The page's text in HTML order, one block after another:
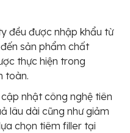
đều được nhập khẩu từ
sản phẩm chất
thực hiện trong
toàn.
nhật công nghệ tiên
lâu dài cũng như giảm
chọn tiêm filler tại